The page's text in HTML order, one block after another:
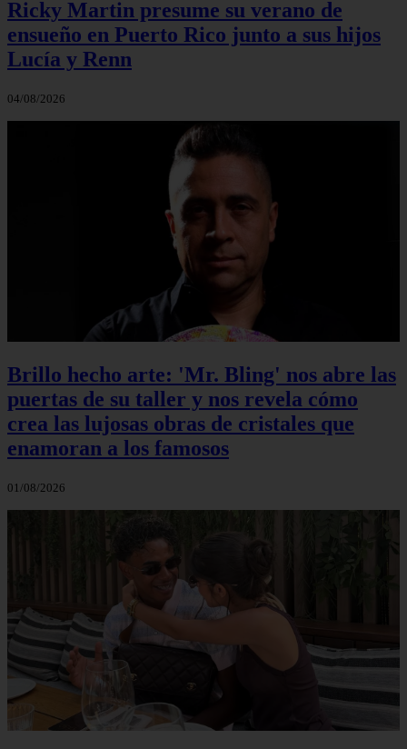
Ricky Martin presume su verano de
ensueño en Puerto Rico junto a sus hijos
Lucía y Renn
04/08/2026
Brillo hecho arte: 'Mr. Bling' nos abre las
puertas de su taller y nos revela cómo
crea las lujosas obras de cristales que
enamoran a los famosos
01/08/2026